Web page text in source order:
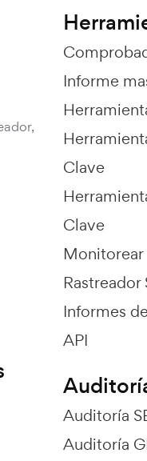
Informe
Clave
Clave
Monitorear
Rastreador
Informes
API
Auditoría
Auditoría